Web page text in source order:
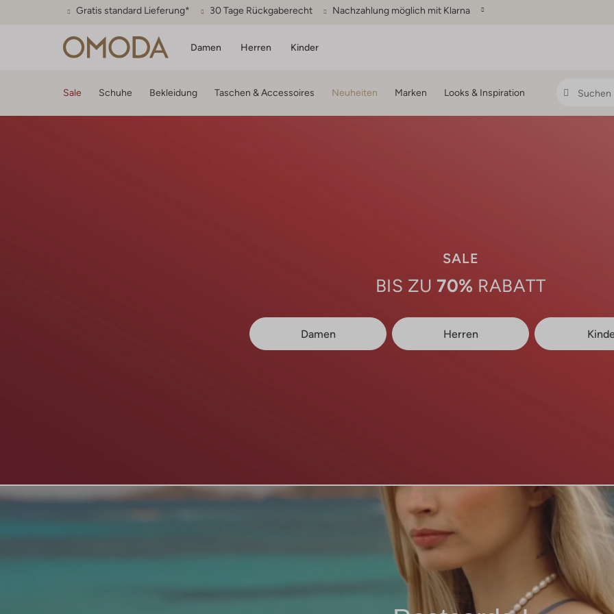
Gratis standard Lieferung* 30 Tage Rückgaberecht Nachzahlung möglich mit Klarna
Damen Herren Kinder
Sale Schuhe Bekleidung Taschen & Accessoires Neuheiten Marken Looks & Inspiration
SALE
BIS ZU 70% RABATT
Damen Herren